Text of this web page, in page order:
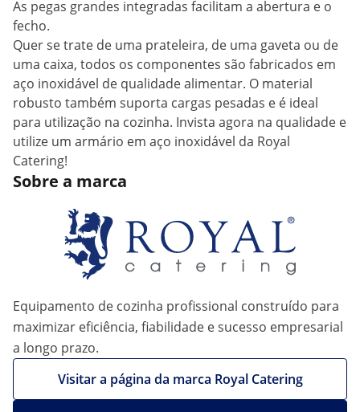
As pegas grandes integradas facilitam a abertura e o
fecho.
Quer se trate de uma prateleira, de uma gaveta ou de
uma caixa, todos os componentes são fabricados em
aço inoxidável de qualidade alimentar. O material
robusto também suporta cargas pesadas e é ideal
para utilização na cozinha. Invista agora na qualidade e
utilize um armário em aço inoxidável da Royal
Catering!
Sobre a marca
Equipamento de cozinha profissional construído para
maximizar eficiência, fiabilidade e sucesso empresarial
a longo prazo.
Visitar a página da marca Royal Catering